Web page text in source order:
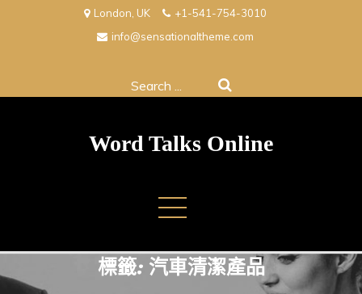
London, UK
+1-541-754-3010
info@sensationaltheme.com
Search
Word Talks Online
標籤: 汽車清潔產品